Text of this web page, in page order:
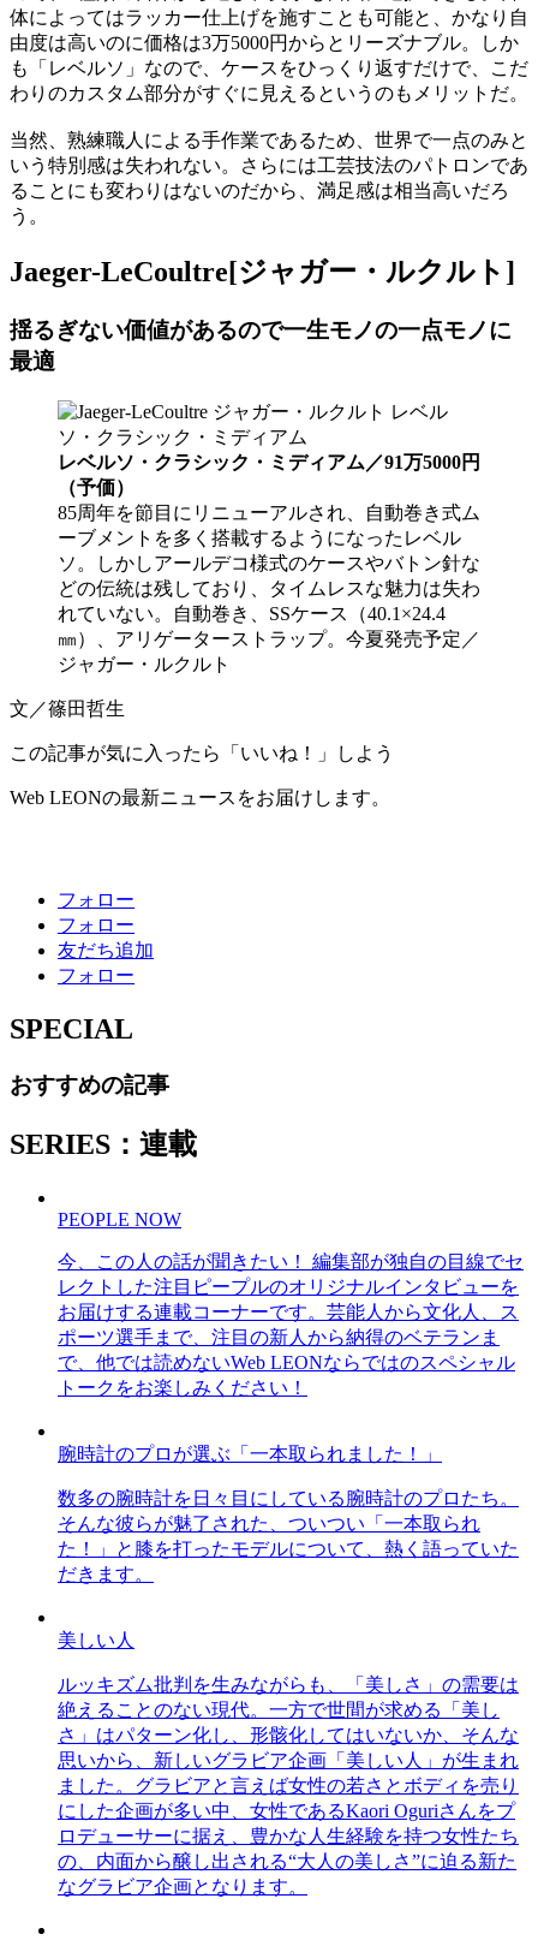
体によってはラッカー仕上げを施すことも可能と、かなり自
由度は高いのに価格は3万5000円からとリーズナブル。しか
も「レベルソ」なので、ケースをひっくり返すだけで、こだ
わりのカスタム部分がすぐに見えるというのもメリットだ。
当然、熟練職人による手作業であるため、世界で一点のみと
いう特別感は失われない。さらには工芸技法のパトロンであ
ることにも変わりはないのだから、満足感は相当高いだろ
う。
Jaeger-LeCoultre[ジャガー・ルクルト]
揺るぎない価値があるので一生モノの一点モノに
最適
レベルソ・クラシック・ミディアム／91万5000円
（予価）
85周年を節目にリニューアルされ、自動巻き式ム
ーブメントを多く搭載するようになったレベル
ソ。しかしアールデコ様式のケースやバトン針な
どの伝統は残しており、タイムレスな魅力は失わ
れていない。自動巻き、SSケース（40.1×24.4
㎜）、アリゲーターストラップ。今夏発売予定／
ジャガー・ルクルト
文／篠田哲生
この記事が気に入ったら「いいね！」しよう
Web LEONの最新ニュースをお届けします。
フォロー
フォロー
友だち追加
フォロー
SPECIAL
おすすめの記事
SERIES：連載
PEOPLE NOW
今、この人の話が聞きたい！ 編集部が独自の目線でセ
レクトした注目ピープルのオリジナルインタビューを
お届けする連載コーナーです。芸能人から文化人、ス
ポーツ選手まで、注目の新人から納得のベテランま
で、他では読めないWeb LEONならではのスペシャル
トークをお楽しみください！
腕時計のプロが選ぶ「一本取られました！」
数多の腕時計を日々目にしている腕時計のプロたち。
そんな彼らが魅了された、ついつい「一本取られ
た！」と膝を打ったモデルについて、熱く語っていた
だきます。
美しい人
ルッキズム批判を生みながらも、「美しさ」の需要は
絶えることのない現代。一方で世間が求める「美し
さ」はパターン化し、形骸化してはいないか、そんな
思いから、新しいグラビア企画「美しい人」が生まれ
ました。グラビアと言えば女性の若さとボディを売り
にした企画が多い中、女性であるKaori Oguriさんをプ
ロデューサーに据え、豊かな人生経験を持つ女性たち
の、内面から醸し出される“大人の美しさ”に迫る新た
なグラビア企画となります。